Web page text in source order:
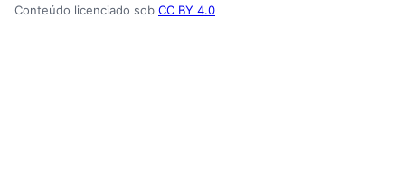
Conteúdo licenciado sob CC BY 4.0